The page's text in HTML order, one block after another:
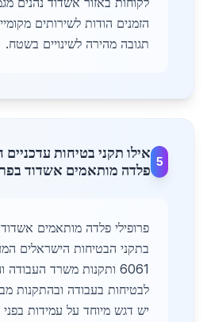
הזמנים הודות לשירותים
תגובה מהירה לשינויים בשטח.
5
אילו תקני בטיחות עדכניים
פלדה מותאמים אשדוד
פרופילי פלדה מותאמים
בתקני הבטיחות הישראלים
6061 ותקנות משרד
לבטיחות בעבודה ובהתקנות
יש דגש מיוחד על עמידות בפני